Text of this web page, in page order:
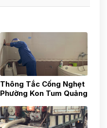
Thông Tắc Cống Nghẹt
Phường Kon Tum Quảng